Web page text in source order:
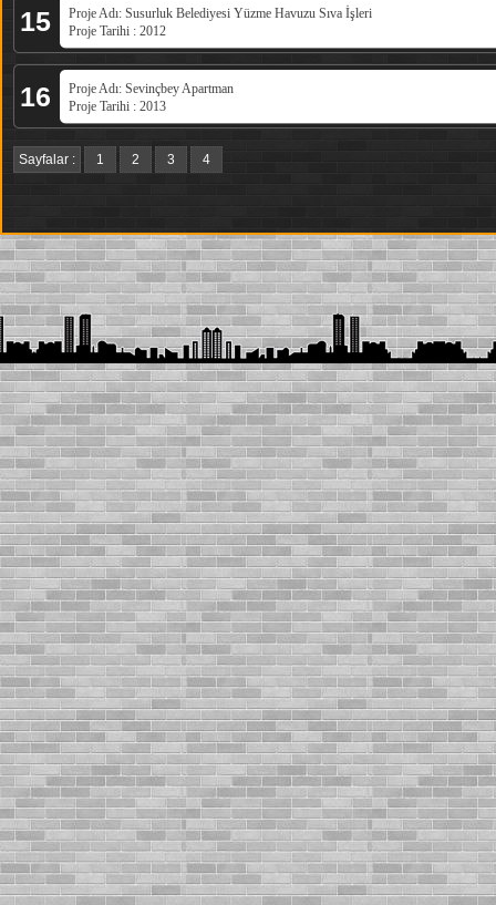
15
Proje Adı: Susurluk Belediyesi Yüzme Havuzu Sıva İşleri
Proje Tarihi : 2012
16
Proje Adı: Sevinçbey Apartman
Proje Tarihi : 2013
Sayfalar : 1 2 3 4